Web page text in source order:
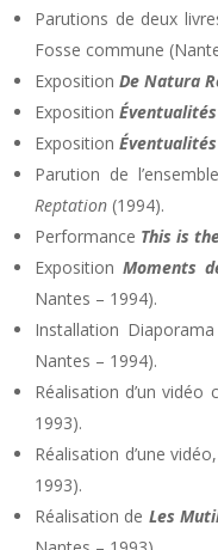
Parutions de deux
Fosse commune
Exposition De Natura
Exposition Éventualités
Exposition Éventualités
Parution de l’ensemble
Reptation (1994).
Performance This is
Exposition Moments
Nantes – 1994).
Installation
Nantes – 1994).
Réalisation d’un vidéo
1993).
Réalisation d’une vidéo,
1993).
Réalisation de Les